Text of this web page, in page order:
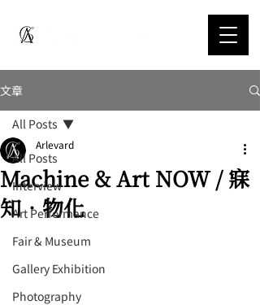
文章
All Posts
Interview
Art Performance
Fair & Museum
Gallery Exhibition
Photography
All Posts
Machine & Art NOW / 寐
知．物化
Arlevard